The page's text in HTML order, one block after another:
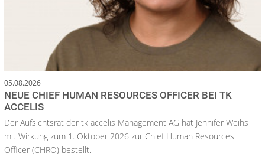
05.08.2026
NEUE CHIEF HUMAN RESOURCES OFFICER BEI TK
ACCELIS
Der Aufsichtsrat der tk accelis Management AG hat Jennifer Weihs
mit Wirkung zum 1. Oktober 2026 zur Chief Human Resources
Officer (CHRO) bestellt.